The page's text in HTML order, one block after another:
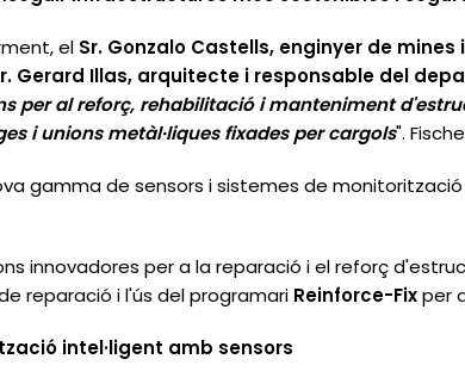
el Sr. Gonzalo Castells, enginyer de
Gerard Illas, arquitecte i responsable del
per al reforç, rehabilitació i manteniment
i unions metàl·liques fixades per cargols".
gamma de sensors i sistemes de
innovadores per a la reparació i el reforç
reparació i l'ús del programari Reinforce-Fixper
intel·ligent amb sensors